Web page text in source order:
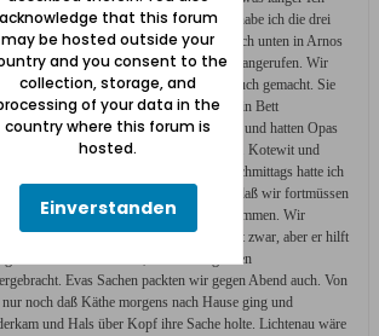
angefangen In der Vorratskammer habe ich die drei
Rumpelkammer S.8 das Wichtigste nach unten in Arnos
Gestern abend hatte noch Hans Heini angerufen. Wir
lassen. Na, und so wurde es dann auch gemacht. Sie
allem Gepäck. Für sie wurde bei Opa ein Bett
waren noch vorm. bei Preuß gewesen und hatten Opas
mit Sekt gefeiert. Herr Dunck, unser M. Kotewit und
heute zum Volkssturm einberufen. Nachmittags hatte ich
und gekramt. Ich denke weniger daran daß wir fortmüssen
Flieger oder Bomben mal was abbekommen. Wir
unten in den Fleischkeller. Friedel gnurrt zwar, aber er hilft
in meinem Zimmer, haben den großen
Evas Sachen packten wir gegen Abend auch. Von
noch daß Käthe morgens nach Hause ging und
und Hals über Kopf ihre Sache holte. Lichtenau wäre
acknowledge that this forum
may be hosted outside your
and you consent to the
collection, storage, and
of your data in the
country where this forum is
hosted.
Einverstanden